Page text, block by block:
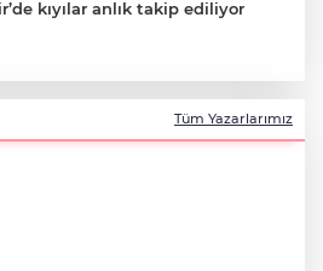
kıyılar anlık takip ediliyor
yaz tatili sunuyor
büyük destek
Tüm Yazarlarımız